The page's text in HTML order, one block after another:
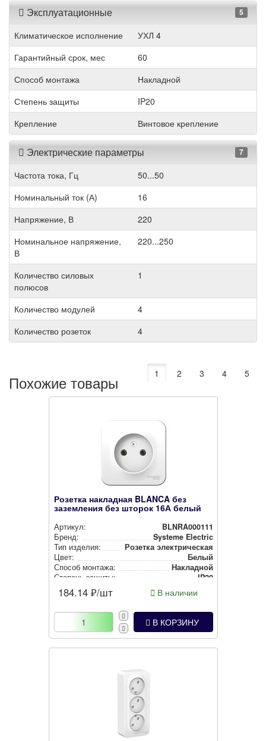
Эксплуатационные 5
Климатическое исполнение
УХЛ 4
Гарантийный срок, мес
60
Способ монтажа
Накладной
Степень защиты
IP20
Крепление
Винтовое крепление
Электрические параметры 7
Частота тока, Гц
50...50
Номинальный ток (А)
16
Напряжение, В
220
Номинальное напряжение,
В
220...250
Количество силовых
полюсов
1
Количество модулей
4
Количество розеток
4
Похожие товары 1 2 3 4 5
Розетка накладная BLANCA без
заземления без шторок 16А белый
Артикул:
BLNRA000111
Бренд:
Systeme Electric
Тип изделия:
Розетка элек­три­чес­кая
Цвет:
Белый
Способ монтажа:
Накладной
Степень защиты:
IP20
184.14 ₽/шт В наличии
В КОРЗИНУ